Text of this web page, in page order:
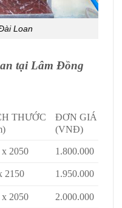
Loan
tại Lâm Đồng
THƯỚC
ĐƠN GIÁ
(VNĐ)
x 2050 1.800.000
2150 1.950.000
x 2050 2.000.000